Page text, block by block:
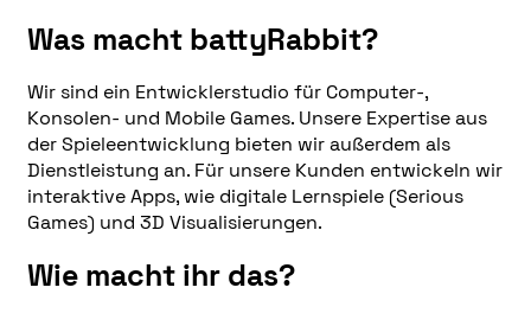
Was macht battyRabbit?
Wir sind ein Entwicklerstudio für Computer-,
Konsolen- und Mobile Games. Unsere Expertise aus
der Spieleentwicklung bieten wir außerdem als
Dienstleistung an. Für unsere Kunden entwickeln wir
interaktive Apps, wie digitale Lernspiele (Serious
Games) und 3D Visualisierungen.
Wie macht ihr das?